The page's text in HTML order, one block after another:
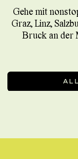
Gehe mit
Graz, Linz,
Bruck an der